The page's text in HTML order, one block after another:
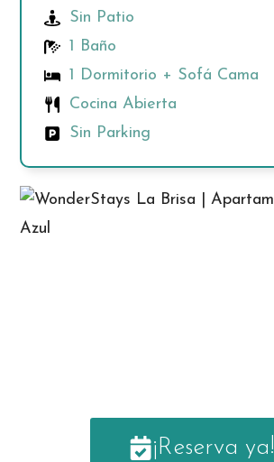
Sin Patio
1 Baño
1 Dormitorio + Sofá Cama
Cocina Abierta
Sin Parking
¡Reserva ya!